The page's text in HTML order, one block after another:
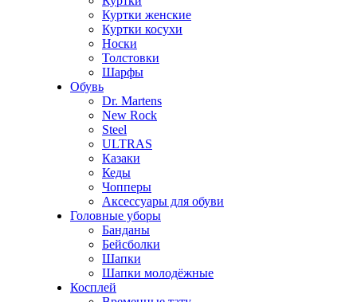
Куртки женские
Куртки косухи
Носки
Толстовки
Шарфы
Обувь
Dr. Martens
New Rock
Steel
ULTRAS
Казаки
Кеды
Чопперы
Аксессуары для обуви
Головные уборы
Банданы
Бейсболки
Шапки
Шапки молодёжные
Косплей